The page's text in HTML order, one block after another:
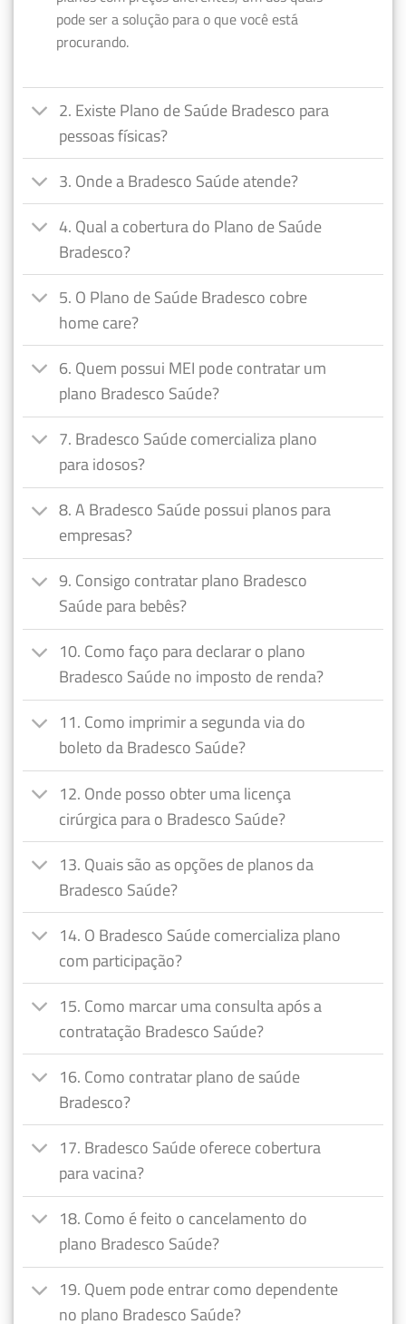
pode ser a solução para o que você está
procurando.
2. Existe Plano de Saúde Bradesco para
pessoas físicas?
3. Onde a Bradesco Saúde atende?
4. Qual a cobertura do Plano de Saúde
Bradesco?
5. O Plano de Saúde Bradesco cobre
home care?
6. Quem possui MEI pode contratar um
plano Bradesco Saúde?
7. Bradesco Saúde comercializa plano
para idosos?
8. A Bradesco Saúde possui planos para
empresas?
9. Consigo contratar plano Bradesco
Saúde para bebês?
10. Como faço para declarar o plano
Bradesco Saúde no imposto de renda?
11. Como imprimir a segunda via do
boleto da Bradesco Saúde?
12. Onde posso obter uma licença
cirúrgica para o Bradesco Saúde?
13. Quais são as opções de planos da
Bradesco Saúde?
14. O Bradesco Saúde comercializa plano
com participação?
15. Como marcar uma consulta após a
contratação Bradesco Saúde?
16. Como contratar plano de saúde
Bradesco?
17. Bradesco Saúde oferece cobertura
para vacina?
18. Como é feito o cancelamento do
plano Bradesco Saúde?
19. Quem pode entrar como dependente
no plano Bradesco Saúde?